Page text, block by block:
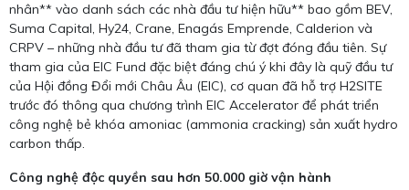
nhân** vào danh sách các nhà đầu tư hiện hữu** bao gồm BEV,
Suma Capital, Hy24, Crane, Enagás Emprende, Calderion và
CRPV – những nhà đầu tư đã tham gia từ đợt đóng đầu tiên. Sự
tham gia của EIC Fund đặc biệt đáng chú ý khi đây là quỹ đầu tư
của Hội đồng Đổi mới Châu Âu (EIC), cơ quan đã hỗ trợ H2SITE
trước đó thông qua chương trình EIC Accelerator để phát triển
công nghệ bẻ khóa amoniac (ammonia cracking) sản xuất hydro
carbon thấp.
Công nghệ độc quyền sau hơn 50.000 giờ vận hành